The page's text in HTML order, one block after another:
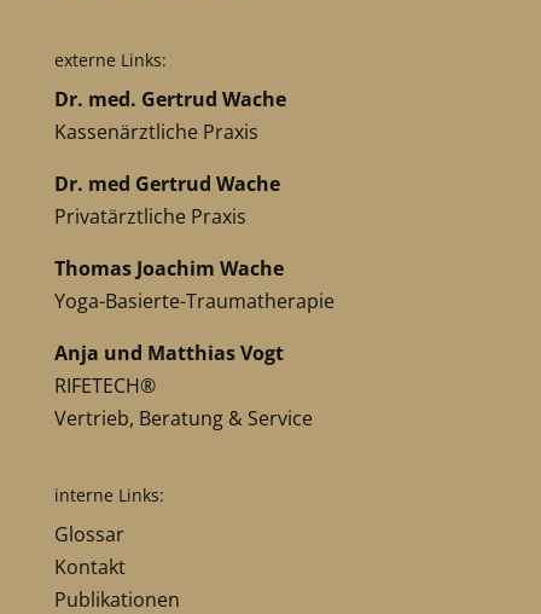
externe Links:
Dr. med. Gertrud Wache
Kassenärztliche Praxis
Dr. med Gertrud Wache
Privatärztliche Praxis
Thomas Joachim Wache
Yoga-Basierte-Traumatherapie
Anja und Matthias Vogt
RIFETECH®
Vertrieb, Beratung & Service
interne Links:
Glossar
Kontakt
Publikationen